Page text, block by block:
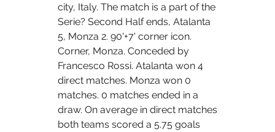
city, Italy. The match is a part of the
Serie? Second Half ends, Atalanta
5, Monza 2. 90'+7' corner icon.
Corner, Monza. Conceded by
Francesco Rossi. Atalanta won 4
direct matches. Monza won 0
matches. 0 matches ended in a
draw. On average in direct matches
both teams scored a 5.75 goals